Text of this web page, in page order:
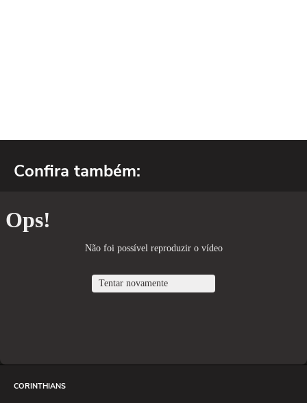
Confira também:
CORINTHIANS